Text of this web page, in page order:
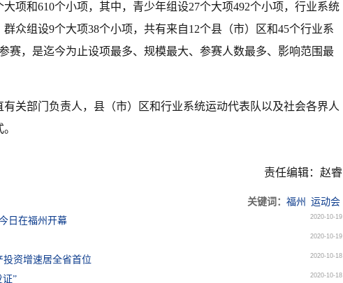
项和610个小项，其中，青少年组设27个大项492个小项，行业系统
众组设9个大项38个小项，共有来自12个县（市）区和45个行业系
赛，是迄今为止设项最多、规模最大、参赛人数最多、影响范围最
关部门负责人，县（市）区和行业系统运动代表队以及社会各界人
责任编辑：赵睿
关键词： 福州
运动会
日在福州开幕
2020-10-19
2020-10-19
资增速居全省首位 2020-10-18
证” 2020-10-18